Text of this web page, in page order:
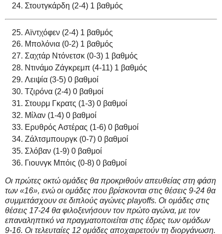
Στουτγκάρδη (2-4) 1 βαθμός
Αϊντχόφεν (2-4) 1 βαθμός
Μπολόνια (0-2) 1 βαθμός
Σαχτάρ Ντόνετσκ (0-3) 1 βαθμός
Ντινάμο Ζάγκρεμπ (4-11) 1 βαθμός
Λειψία (3-5) 0 βαθμοί
Τζιρόνα (2-4) 0 βαθμοί
Στουρμ Γκρατς (1-3) 0 βαθμοί
Μίλαν (1-4) 0 βαθμοί
Ερυθρός Αστέρας (1-6) 0 βαθμοί
Ζάλτσμπουργκ (0-7) 0 βαθμοί
Σλόβαν (1-9) 0 βαθμοί
Γιουνγκ Μπόις (0-8) 0 βαθμοί
Οι πρώτες οκτώ ομάδες θα προκριθούν απευθείας στη φάση
των «16», ενώ οι ομάδες που βρίσκονται στις θέσεις 9-24 θα
συμμετάσχουν σε διπλούς αγώνες playoffs. Οι ομάδες στις
θέσεις 17-24 θα φιλοξενήσουν τον πρώτο αγώνα, με τον
επαναληπτικό να πραγματοποιείται στις έδρες των ομάδων
9-16. Οι τελευταίες 12 ομάδες αποχαιρετούν τη διοργάνωση.